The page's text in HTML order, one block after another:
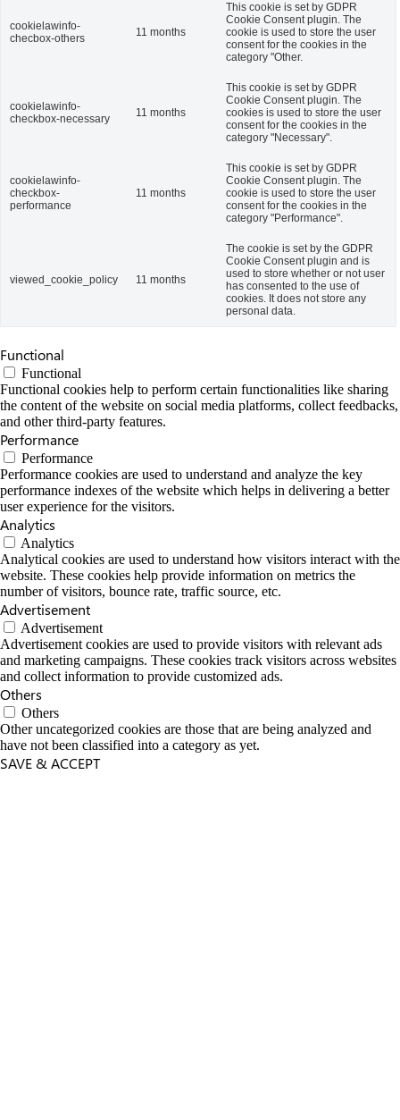
cookielawinfo-
checbox-others
11 months
This cookie is set by GDPR
Cookie Consent plugin. The
cookie is used to store the user
consent for the cookies in the
category "Other.
cookielawinfo-
checkbox-necessary
11 months
This cookie is set by GDPR
Cookie Consent plugin. The
cookies is used to store the user
consent for the cookies in the
category "Necessary".
cookielawinfo-
checkbox-
performance
11 months
This cookie is set by GDPR
Cookie Consent plugin. The
cookie is used to store the user
consent for the cookies in the
category "Performance".
viewed_cookie_policy 11 months
The cookie is set by the GDPR
Cookie Consent plugin and is
used to store whether or not user
has consented to the use of
cookies. It does not store any
personal data.
Functional
Functional
Functional cookies help to perform certain functionalities like sharing
the content of the website on social media platforms, collect feedbacks,
and other third-party features.
Performance
Performance
Performance cookies are used to understand and analyze the key
performance indexes of the website which helps in delivering a better
user experience for the visitors.
Analytics
Analytics
Analytical cookies are used to understand how visitors interact with the
website. These cookies help provide information on metrics the
number of visitors, bounce rate, traffic source, etc.
Advertisement
Advertisement
Advertisement cookies are used to provide visitors with relevant ads
and marketing campaigns. These cookies track visitors across websites
and collect information to provide customized ads.
Others
Others
Other uncategorized cookies are those that are being analyzed and
have not been classified into a category as yet.
SAVE & ACCEPT